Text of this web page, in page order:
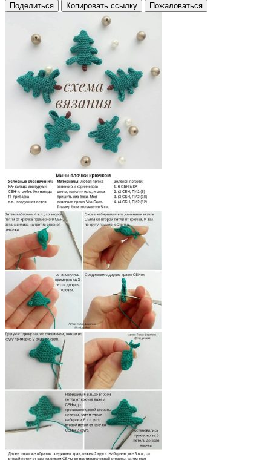
Поделиться Копировать ссылку Пожаловаться